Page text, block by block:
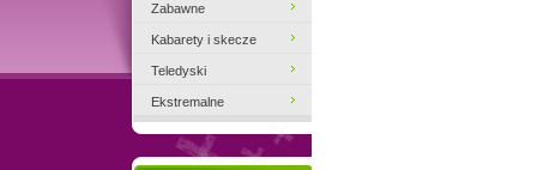
Zabawne
Kabarety i skecze
Teledyski
Ekstremalne